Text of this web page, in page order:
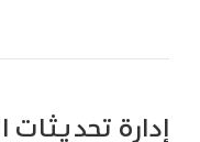
إدارة تحديثات